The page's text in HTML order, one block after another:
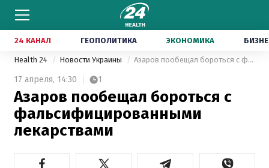
24 КАНАЛ ГЕОПОЛИТИКА ЭКОНОМИКА
Health 24 Новости Украины Азаров пообещал бороться с фальсифицированными лекарствами
17 апреля, 14:30 1
Азаров пообещал бороться с
фальсифицированными
лекарствами